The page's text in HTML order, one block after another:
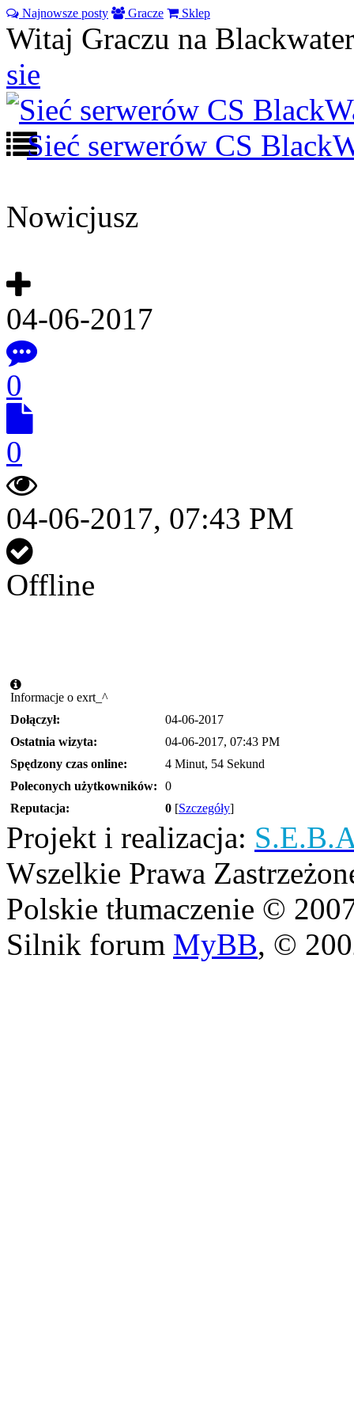
Najnowsze posty Gracze Sklep
Witaj Graczu na
sie
Sieć serwerów CS
Nowicjusz
04-06-2017
0
0
04-06-2017, 07:43 PM
Offline
Informacje o exrt_^
Dołączył:
04-06-2017
Ostatnia wizyta:
04-06-2017, 07:43 PM
Spędzony czas online:
4 Minut, 54 Sekund
Poleconych użytkowników:
0
Reputacja:
0 [Szczegóły]
Projekt i realizacja:
Wszelkie Prawa
Polskie tłumaczenie ©
Silnik forum MyBB, ©